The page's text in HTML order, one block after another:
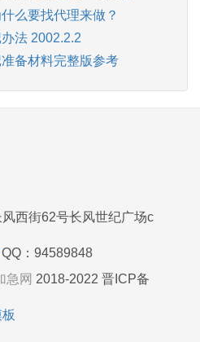
么要找代理来做？
法 2002.2.2
备材料完整版参考
西街62号长风世纪广场c
QQ：94589848
急网 2018-2022 晋ICP备